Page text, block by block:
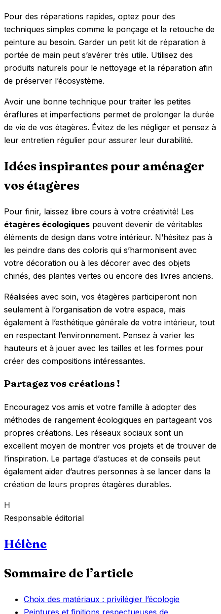
Pour des réparations rapides, optez pour des
techniques simples comme le ponçage et la retouche de
peinture au besoin. Garder un petit kit de réparation à
portée de main peut s’avérer très utile. Utilisez des
produits naturels pour le nettoyage et la réparation afin
de préserver l’écosystème.
Avoir une bonne technique pour traiter les petites
éraflures et imperfections permet de prolonger la durée
de vie de vos étagères. Évitez de les négliger et pensez à
leur entretien régulier pour assurer leur durabilité.
Idées inspirantes pour aménager
vos étagères
Pour finir, laissez libre cours à votre créativité! Les
étagères écologiques peuvent devenir de véritables
éléments de design dans votre intérieur. N’hésitez pas à
les peindre dans des coloris qui s’harmonisent avec
votre décoration ou à les décorer avec des objets
chinés, des plantes vertes ou encore des livres anciens.
Réalisées avec soin, vos étagères participeront non
seulement à l’organisation de votre espace, mais
également à l’esthétique générale de votre intérieur, tout
en respectant l’environnement. Pensez à varier les
hauteurs et à jouer avec les tailles et les formes pour
créer des compositions intéressantes.
Partagez vos créations !
Encouragez vos amis et votre famille à adopter des
méthodes de rangement écologiques en partageant vos
propres créations. Les réseaux sociaux sont un
excellent moyen de montrer vos projets et de trouver de
l’inspiration. Le partage d’astuces et de conseils peut
également aider d’autres personnes à se lancer dans la
création de leurs propres étagères durables.
H
Responsable éditorial
Hélène
Sommaire de l’article
Choix des matériaux : privilégier l’écologie
Peintures et finitions respectueuses de